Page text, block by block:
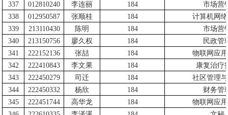
337
012810240 李连丽 184
市场营
338
012950587 张顺桂 184
计算机网
339
213110430 陈明 184
市场营
340
213150756 廖久权 184
民政管
341
222152136 张喆 184
物联网应
342
222410843 李文果 184
康复治疗
343
222450279 司迁 184
社区管理
344
222450332 杨欣 184
财务管
345
222451744 高华龙 184
物联网应